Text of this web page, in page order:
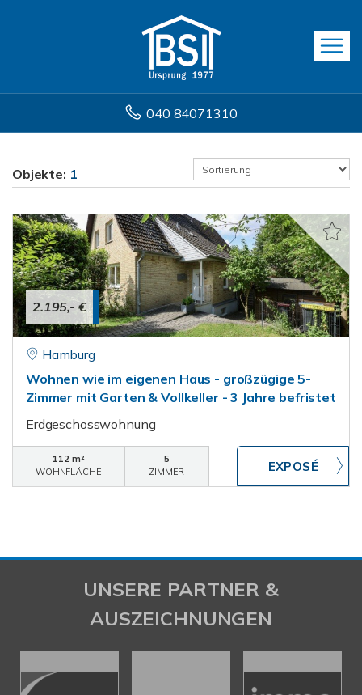
040 84071310
Objekte: 1
2.195,- €
Hamburg
Wohnen wie im eigenen Haus - großzügige 5-
Zimmer mit Garten & Vollkeller - 3 Jahre befristet
Erdgeschosswohnung
112 m²
WOHNFLÄCHE
5
ZIMMER
UNSERE PARTNER &
AUSZEICHNUNGEN